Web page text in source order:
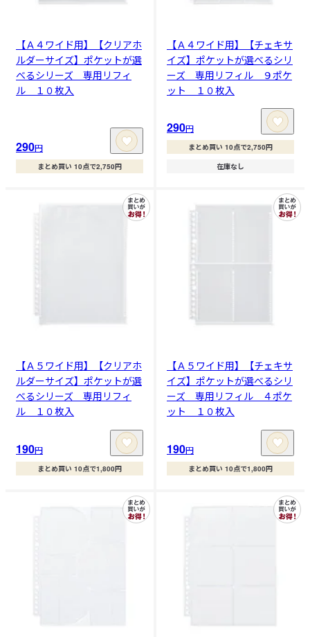
【Ａ４ワイド用】【クリアホ
ルダーサイズ】ポケットが選
べるシリーズ 専用リフィ
ル １０枚入
290円
まとめ買い 10点で2,750円
【Ａ４ワイド用】【チェキサ
イズ】ポケットが選べるシリ
ーズ 専用リフィル ９ポケ
ット １０枚入
290円
まとめ買い 10点で2,750円
在庫なし
【Ａ５ワイド用】【クリアホ
ルダーサイズ】ポケットが選
べるシリーズ 専用リフィ
ル １０枚入
190円
まとめ買い 10点で1,800円
【Ａ５ワイド用】【チェキサ
イズ】ポケットが選べるシリ
ーズ 専用リフィル ４ポケ
ット １０枚入
190円
まとめ買い 10点で1,800円